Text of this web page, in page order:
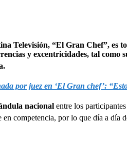
Televisión, “El Gran Chef”, es
y excentricidades, tal como
por juez en ‘El Gran chef’:
nacional entre los participantes
competencia, por lo que día a día